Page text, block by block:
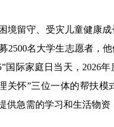
留守、受灾儿童健康成
2500名大学生志愿者，
”国际家庭日当天， 2026年
关怀”三位一体的帮扶模
供急需的学习和生活物